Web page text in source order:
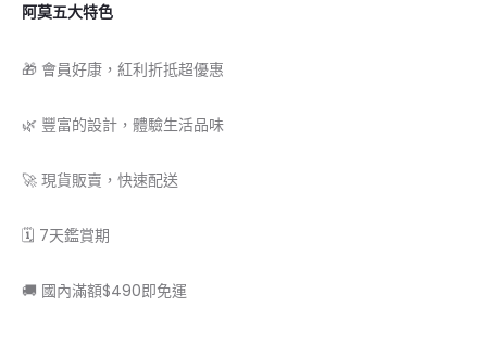
阿莫五大特色
🎁 會員好康，紅利折抵超優惠
🌿 豐富的設計，體驗生活品味
🚀 現貨販賣，快速配送
🗓 7天鑑賞期
🚚 國內滿額$490即免運